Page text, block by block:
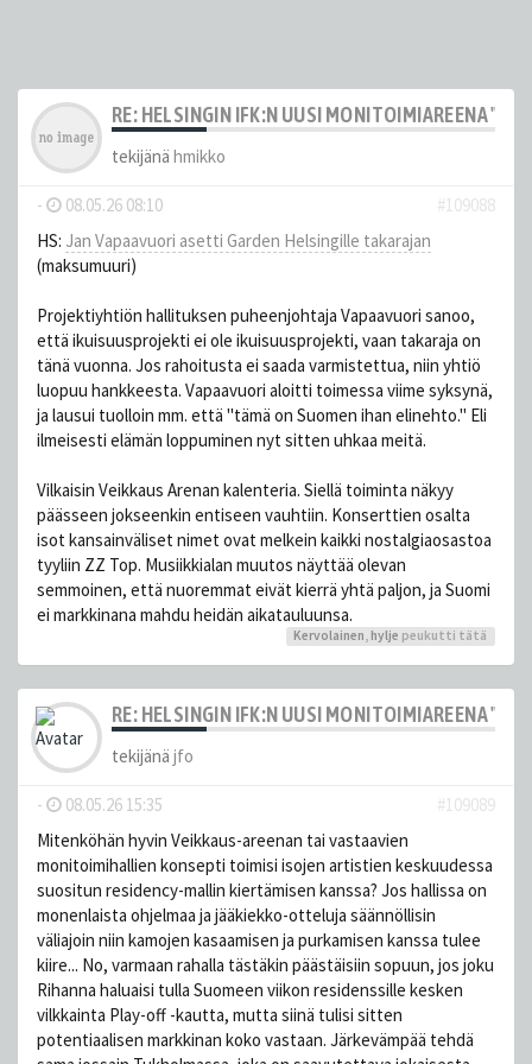
RE: HELSINGIN IFK:N UUSI MONITOIMIAREENA
tekijänä hmikko
- 08.05.26 08:10
#109088
HS: Jan Vapaavuori asetti Garden Helsingille takarajan
(maksumuuri)
Projektiyhtiön hallituksen puheenjohtaja Vapaavuori sanoo,
että ikuisuusprojekti ei ole ikuisuusprojekti, vaan takaraja on
tänä vuonna. Jos rahoitusta ei saada varmistettua, niin yhtiö
luopuu hankkeesta. Vapaavuori aloitti toimessa viime syksynä,
ja lausui tuolloin mm. että "tämä on Suomen ihan elinehto." Eli
ilmeisesti elämän loppuminen nyt sitten uhkaa meitä.
Vilkaisin Veikkaus Arenan kalenteria. Siellä toiminta näkyy
päässeen jokseenkin entiseen vauhtiin. Konserttien osalta
isot kansainväliset nimet ovat melkein kaikki nostalgiaosastoa
tyyliin ZZ Top. Musiikkialan muutos näyttää olevan
semmoinen, että nuoremmat eivät kierrä yhtä paljon, ja Suomi
ei markkinana mahdu heidän aikatauluunsa.
Kervolainen, hylje peukutti tätä
RE: HELSINGIN IFK:N UUSI MONITOIMIAREENA
tekijänä jfo
- 08.05.26 15:35
#109089
Mitenköhän hyvin Veikkaus-areenan tai vastaavien
monitoimihallien konsepti toimisi isojen artistien keskuudessa
suositun residency-mallin kiertämisen kanssa? Jos hallissa on
monenlaista ohjelmaa ja jääkiekko-otteluja säännöllisin
väliajoin niin kamojen kasaamisen ja purkamisen kanssa tulee
kiire... No, varmaan rahalla tästäkin päästäisiin sopuun, jos joku
Rihanna haluaisi tulla Suomeen viikon residenssille kesken
vilkkainta Play-off -kautta, mutta siinä tulisi sitten
potentiaalisen markkinan koko vastaan. Järkevämpää tehdä